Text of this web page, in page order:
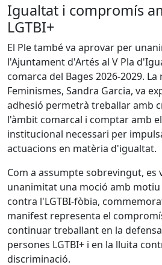
Igualtat i compromís
LGTBI+
El Ple també va aprovar per
l'Ajuntament d'Artés al V Pla
comarca del Bages 2026-2029.
Feminismes, Sandra Garcia, va
adhesió permetrà treballar amb
l'àmbit comarcal i comptar amb
institucional necessari per
actuacions en matèria d'igualtat.
Com a assumpte sobrevingut, es
unanimitat una moció amb
contra l'LGTBI-fòbia,
manifest representa el
continuar treballant en la
persones LGTBI+ i en la lluita
discriminació.